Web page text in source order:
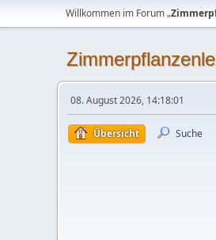
Willkommen im Forum „
08. August 2026, 14:18:01
Übersicht Suche